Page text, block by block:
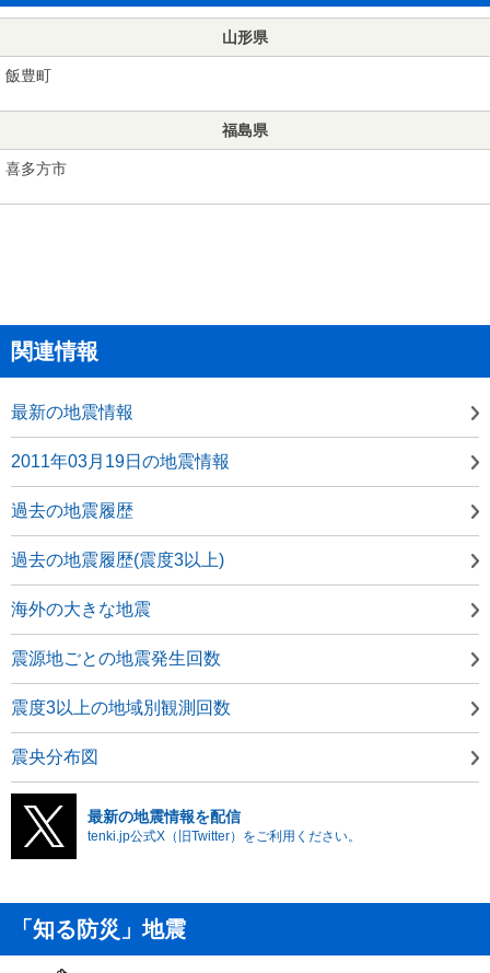
山形県
飯豊町
福島県
喜多方市
関連情報
最新の地震情報
2011年03月19日の地震情報
過去の地震履歴
過去の地震履歴(震度3以上)
海外の大きな地震
震源地ごとの地震発生回数
震度3以上の地域別観測回数
震央分布図
最新の地震情報を配信
tenki.jp公式X（旧Twitter）をご利用ください。
「知る防災」地震